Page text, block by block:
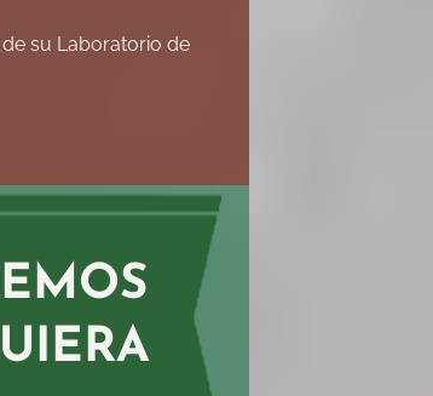
su Laboratorio de